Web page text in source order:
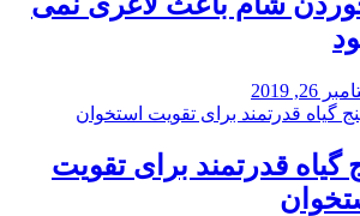
26, 2019
گیاه قدرتمند برای تقویت